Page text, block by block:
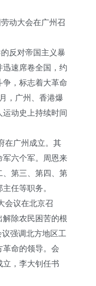
动大会在广州召
反对帝国主义暴
速席卷全国，约
争，标志着大革命
，广州、香港爆
动史上持续时间
广州成立。其
军六个军。周恩来
、第三、第四、第
任等职务。
议在北京召
除农民困苦的根
强调北方地区工
革命的领导。会
立，李大钊任书